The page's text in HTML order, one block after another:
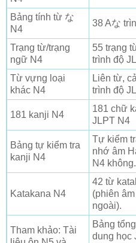
Bảng tính từ な
N4
38 Aな
Trạng từ/trạng
ngữ N4
55 trạng
trình độ
Từ vựng loại
khác N4
Liên từ,
trình độ
181 kanji N4
181 chữ
JLPT N4
Bảng tự kiểm tra
kanji N4
Tự kiểm
nhớ âm
N4 không.
Katakana N4
42 từ
(phiên
ngoài).
Tham khảo: Tài
Bảng
dung học